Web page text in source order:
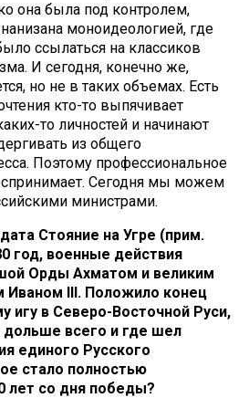
она была под контролем,
моноидеологией, где
ссылаться на классиков
И сегодня, конечно же,
но не в таких объемах. Есть
кто-то выпячивает
то личностей и начинают
из общего
Поэтому профессиональное
Сегодня мы можем
министрами.
Стояние на Угре (прим.
год, военные действия
Орды Ахматом и великим
Иваном III. Положило конец
игу в Северо-Восточной Руси,
всего и где шел
единого Русского
стало полностью
лет со дня победы?